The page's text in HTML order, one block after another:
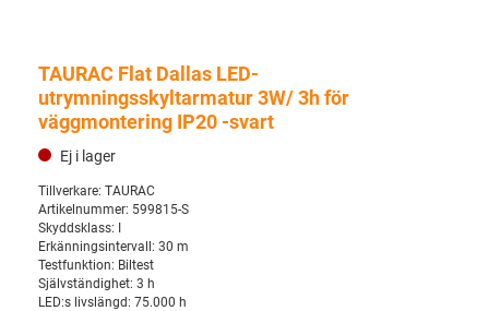
TAURAC Flat Dallas LED-
utrymningsskyltarmatur 3W/ 3h för
väggmontering IP20 -svart
Ej i lager
Tillverkare: TAURAC
Artikelnummer: 599815-S
Skyddsklass: I
Erkänningsintervall: 30 m
Testfunktion: Biltest
Självständighet: 3 h
LED:s livslängd: 75.000 h